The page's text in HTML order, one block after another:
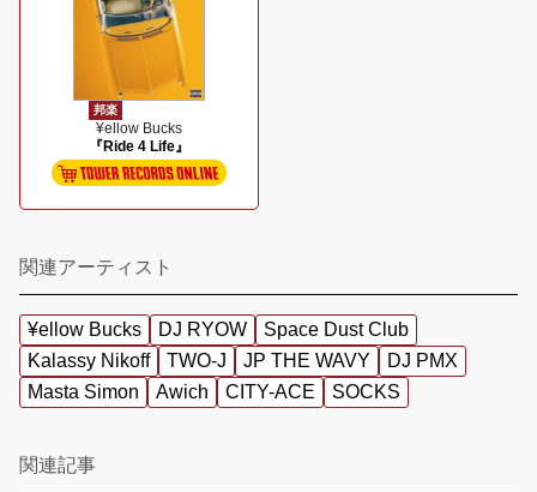
邦楽
¥ellow Bucks
『Ride 4 Life』
関連アーティスト
¥ellow Bucks DJ RYOW
Space Dust Club
Kalassy Nikoff
TWO-J JP THE WAVY
DJ PMX
Masta Simon
Awich CITY-ACE SOCKS
関連記事